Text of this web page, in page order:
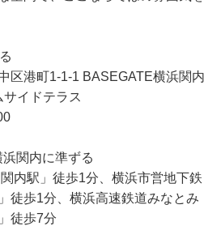
る
区港町1-1-1 BASEGATE横浜関内
イドテラス
浜関内に準ずる
内駅」徒歩1分、横浜市営地下鉄
徒歩1分、横浜高速鉄道みなとみ
徒歩7分